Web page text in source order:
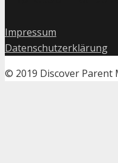
Impressum
Datenschutzerklärung
© 2019 Discover Parent